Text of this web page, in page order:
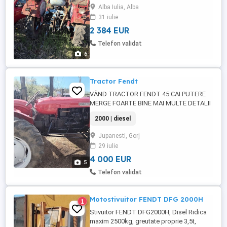
6
restaurat,având și un motor rezervă.
Motorul este în doua pistoane 24cp.
Detalii la . Fendt
Alba Iulia, Alba
31 iulie
2 384 EUR
Telefon validat
5
Tractor Fendt
VÂND TRACTOR FENDT 45 CAI PUTERE
MERGE FOARTE BINE MAI MULTE DETALII
2000 | diesel
Jupanesti, Gorj
29 iulie
4 000 EUR
Telefon validat
1 Motostivuitor FENDT DFG 2000H
Stivuitor FENDT DFG2000H, Disel Ridica
maxim 2500kg, greutate proprie 3,5t,